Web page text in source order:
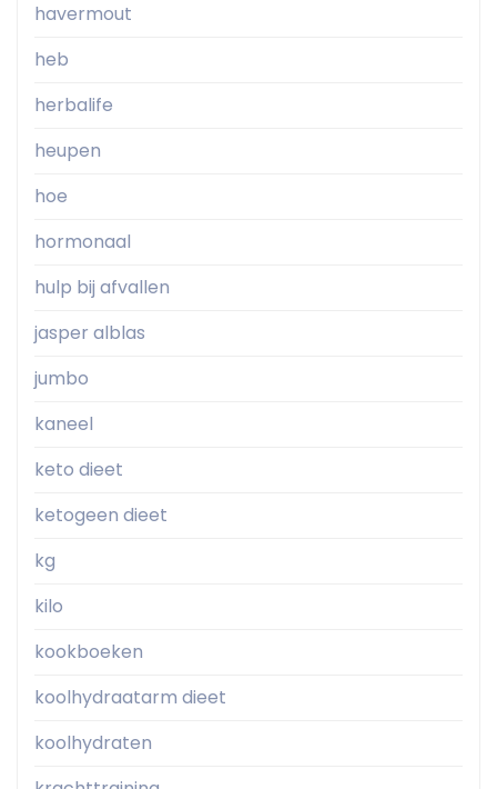
havermout
heb
herbalife
heupen
hoe
hormonaal
hulp bij afvallen
jasper alblas
jumbo
kaneel
keto dieet
ketogeen dieet
kg
kilo
kookboeken
koolhydraatarm dieet
koolhydraten